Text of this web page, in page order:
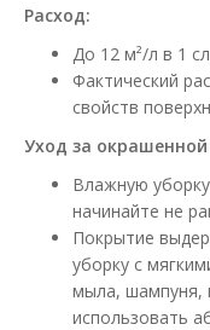
Расход:
До 12 м²/л в 1
Фактический
свойств
Уход за
Влажную
начинайте не
Покрытие
уборку с
мыла, шампуня,
использовать